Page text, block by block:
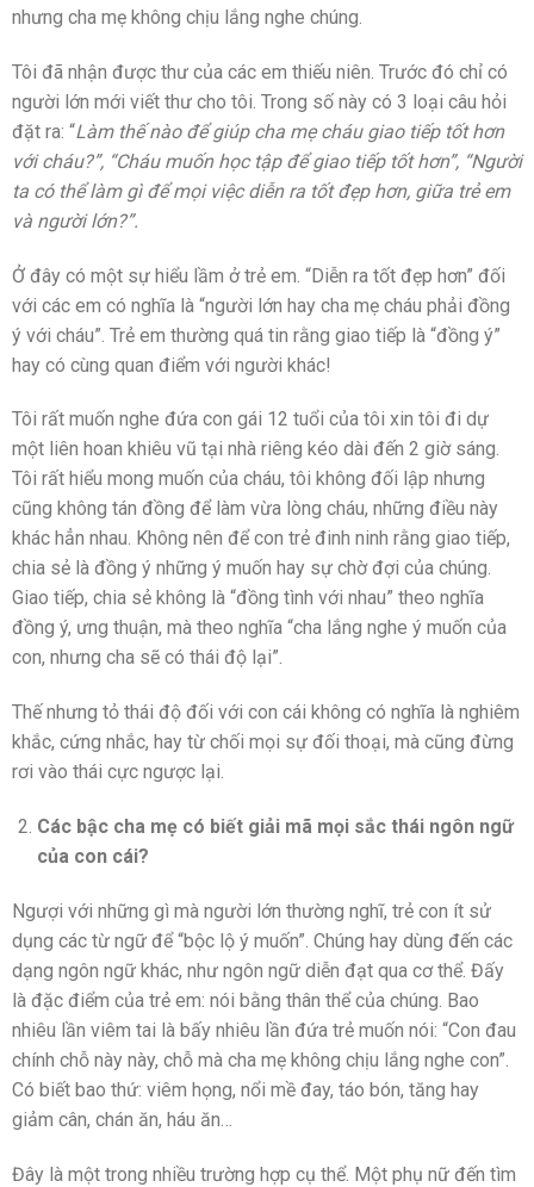
nhưng cha mẹ không chịu lắng nghe chúng.
Tôi đã nhận được thư của các em thiếu niên. Trước đó chỉ có
người lớn mới viết thư cho tôi. Trong số này có 3 loại câu hỏi
đặt ra: “Làm thế nào để giúp cha mẹ cháu giao tiếp tốt hơn
với cháu?”, “Cháu muốn học tập để giao tiếp tốt hơn”, “Người
ta có thể làm gì để mọi việc diễn ra tốt đẹp hơn, giữa trẻ em
và người lớn?”.
Ở đây có một sự hiểu lầm ở trẻ em. “Diễn ra tốt đẹp hơn” đối
với các em có nghĩa là “người lớn hay cha mẹ cháu phải đồng
ý với cháu”. Trẻ em thường quá tin rằng giao tiếp là “đồng ý”
hay có cùng quan điểm với người khác!
Tôi rất muốn nghe đứa con gái 12 tuổi của tôi xin tôi đi dự
một liên hoan khiêu vũ tại nhà riêng kéo dài đến 2 giờ sáng.
Tôi rất hiểu mong muốn của cháu, tôi không đối lập nhưng
cũng không tán đồng để làm vừa lòng cháu, những điều này
khác hẳn nhau. Không nên để con trẻ đinh ninh rằng giao tiếp,
chia sẻ là đồng ý những ý muốn hay sự chờ đợi của chúng.
Giao tiếp, chia sẻ không là “đồng tình với nhau” theo nghĩa
đồng ý, ưng thuận, mà theo nghĩa “cha lắng nghe ý muốn của
con, nhưng cha sẽ có thái độ lại”.
Thế nhưng tỏ thái độ đối với con cái không có nghĩa là nghiêm
khắc, cứng nhắc, hay từ chối mọi sự đối thoại, mà cũng đừng
rơi vào thái cực ngược lại.
Các bậc cha mẹ có biết giải mã mọi sắc thái ngôn ngữ
của con cái?
Ngượi với những gì mà người lớn thường nghĩ, trẻ con ít sử
dụng các từ ngữ để “bộc lộ ý muốn”. Chúng hay dùng đến các
dạng ngôn ngữ khác, như ngôn ngữ diễn đạt qua cơ thể. Đấy
là đặc điểm của trẻ em: nói bằng thân thể của chúng. Bao
nhiêu lần viêm tai là bấy nhiêu lần đứa trẻ muốn nói: “Con đau
chính chỗ này này, chỗ mà cha mẹ không chịu lắng nghe con”.
Có biết bao thứ: viêm họng, nổi mề đay, táo bón, tăng hay
giảm cân, chán ăn, háu ăn…
Đây là một trong nhiều trường hợp cụ thể. Một phụ nữ đến tìm